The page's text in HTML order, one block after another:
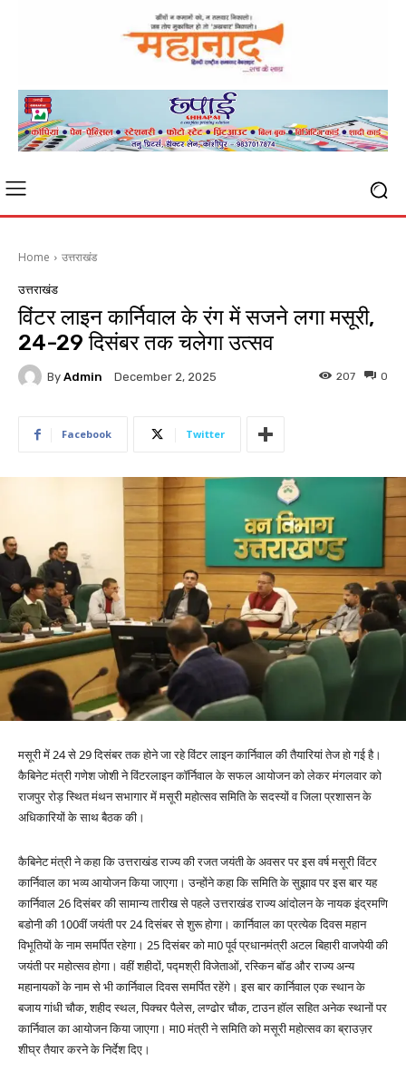
Home उत्तराखंड
उत्तराखंड
विंटर लाइन कार्निवाल के रंग में सजने लगा मसूरी,
24-29 दिसंबर तक चलेगा उत्सव
By Admin December 2, 2025 0
207
Facebook Twitter
मसूरी में 24 से 29 दिसंबर तक होने जा रहे विंटर लाइन कार्निवाल की तैयारियां तेज हो गई है।
कैबिनेट मंत्री गणेश जोशी ने विंटरलाइन कॉर्निवाल के सफल आयोजन को लेकर मंगलवार को
राजपुर रोड़ स्थित मंथन सभागार में मसूरी महोत्सव समिति के सदस्यों व जिला प्रशासन के
अधिकारियों के साथ बैठक की।
कैबिनेट मंत्री ने कहा कि उत्तराखंड राज्य की रजत जयंती के अवसर पर इस वर्ष मसूरी विंटर
कार्निवाल का भव्य आयोजन किया जाएगा। उन्होंने कहा कि समिति के सुझाव पर इस बार यह
कार्निवाल 26 दिसंबर की सामान्य तारीख से पहले उत्तराखंड राज्य आंदोलन के नायक इंद्रमणि
बडोनी की 100वीं जयंती पर 24 दिसंबर से शुरू होगा। कार्निवाल का प्रत्येक दिवस महान
विभूतियों के नाम समर्पित रहेगा। 25 दिसंबर को मा0 पूर्व प्रधानमंत्री अटल बिहारी वाजपेयी की
जयंती पर महोत्सव होगा। वहीं शहीदों, पद्मश्री विजेताओं, रस्किन बॉड और राज्य अन्य
महानायकों के नाम से भी कार्निवाल दिवस समर्पित रहेंगे। इस बार कार्निवाल एक स्थान के
बजाय गांधी चौक, शहीद स्थल, पिक्चर पैलेस, लण्ढोर चौक, टाउन हॉल सहित अनेक स्थानों पर
कार्निवाल का आयोजन किया जाएगा। मा0 मंत्री ने समिति को मसूरी महोत्सव का ब्राउज़र
शीघ्र तैयार करने के निर्देश दिए।